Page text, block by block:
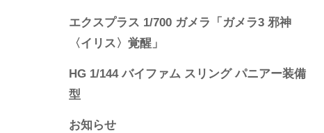
エクスプラス 1/700 ガメラ「ガメラ3 邪神
〈イリス〉覚醒」
HG 1/144 バイファム スリング パニアー装備
型
お知らせ